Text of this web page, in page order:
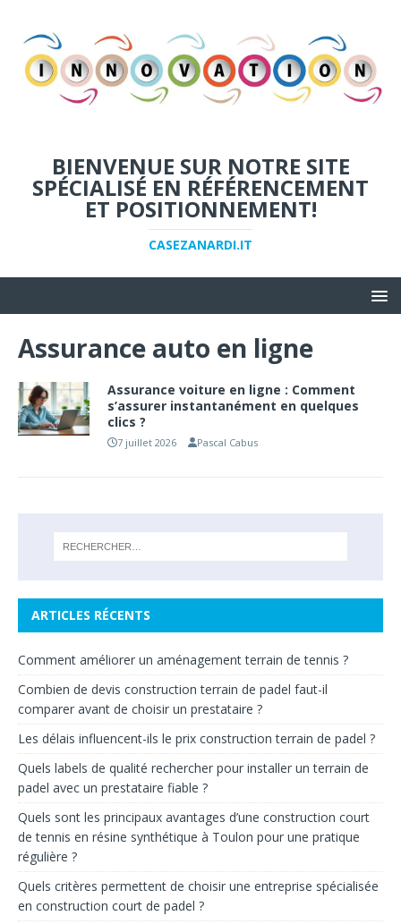
BIENVENUE SUR NOTRE SITE
SPÉCIALISÉ EN RÉFÉRENCEMENT
ET POSITIONNEMENT!
CASEZANARDI.IT
Assurance auto en ligne
Assurance voiture en ligne : Comment
s’assurer instantanément en quelques
clics ?
7 juillet 2026 Pascal Cabus
ARTICLES RÉCENTS
Comment améliorer un aménagement terrain de tennis ?
Combien de devis construction terrain de padel faut-il
comparer avant de choisir un prestataire ?
Les délais influencent-ils le prix construction terrain de padel ?
Quels labels de qualité rechercher pour installer un terrain de
padel avec un prestataire fiable ?
Quels sont les principaux avantages d’une construction court
de tennis en résine synthétique à Toulon pour une pratique
régulière ?
Quels critères permettent de choisir une entreprise spécialisée
en construction court de padel ?